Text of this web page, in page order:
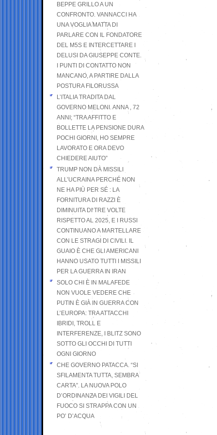
BEPPE GRILLO A UN
CONFRONTO. VANNACCI HA
UNA VOGLIA MATTA DI
PARLARE CON IL FONDATORE
DEL M5S E INTERCETTARE I
DELUSI DA GIUSEPPE CONTE.
I PUNTI DI CONTATTO NON
MANCANO, A PARTIRE DALLA
POSTURA FILORUSSA
L’ITALIA TRADITA DAL
GOVERNO MELONI. ANNA , 72
ANNI; “TRA AFFITTO E
BOLLETTE LA PENSIONE DURA
POCHI GIORNI, HO SEMPRE
LAVORATO E ORA DEVO
CHIEDERE AIUTO”
TRUMP NON DÀ MISSILI
ALL’UCRAINA PERCHÉ NON
NE HA PIÙ PER SÉ : LA
FORNITURA DI RAZZI È
DIMINUITA DI TRE VOLTE
RISPETTO AL 2025, E I RUSSI
CONTINUANO A MARTELLARE
CON LE STRAGI DI CIVILI. IL
GUAIO È CHE GLI AMERICANI
HANNO USATO TUTTI I MISSILI
PER LA GUERRA IN IRAN
SOLO CHI È IN MALAFEDE
NON VUOLE VEDERE CHE
PUTIN È GIÀ IN GUERRA CON
L’EUROPA: TRA ATTACCHI
IBRIDI, TROLL E
INTERFERENZE, I BLITZ SONO
SOTTO GLI OCCHI DI TUTTI
OGNI GIORNO
CHE GOVERNO PATACCA. “SI
SFILAMENTA TUTTA, SEMBRA
CARTA”. LA NUOVA POLO
D’ORDINANZA DEI VIGILI DEL
FUOCO SI STRAPPA CON UN
PO’ D’ACQUA